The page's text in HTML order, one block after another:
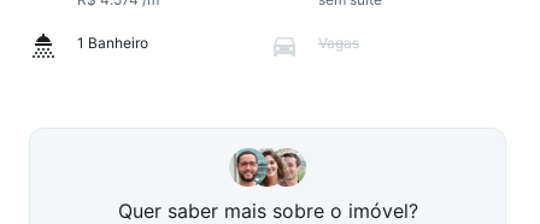
1 Banheiro Vagas
Quer saber mais sobre o imóvel?